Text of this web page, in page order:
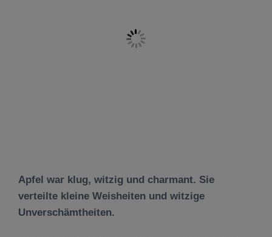
Apfel war klug, witzig und charmant. Sie
verteilte kleine Weisheiten und witzige
Unverschämtheiten.